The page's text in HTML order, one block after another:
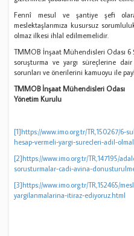
Fennî mesul ve şantiye şefi
meslektaşlarımıza kusursuz
olmaz ilkesi ihlal edilmemelidir.
TMMOB İnşaat Mühendisleri Odası 6
soruşturma ve yargı süreçlerine
sorunları ve önerilerini kamuoyu ile
TMMOB İnşaat Mühendisleri Odası
Yönetim Kurulu
[1]https://www.imo.org.tr/TR,150267/
hesap-vermeli-yargi-surecleri-adil-
[2]https://www.imo.org.tr/TR,147195/
sorusturmalar-cadi-avina-
[3]https://www.imo.org.tr/TR,152465/
yargilanmalarina-itiraz-ediyoruz.html